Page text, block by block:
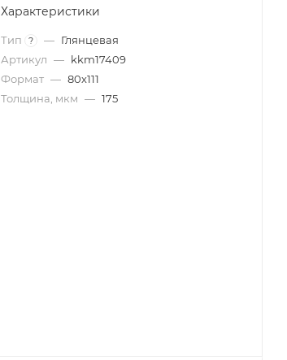
Характеристики
Тип ? — Глянцевая
Артикул — kkm17409
Формат — 80х111
Толщина, мкм — 175